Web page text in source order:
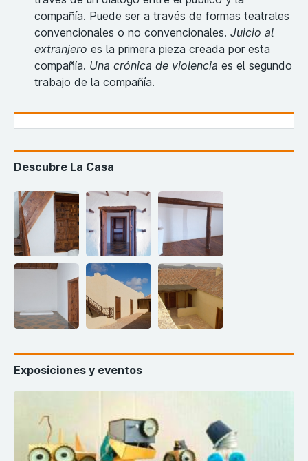
compañía. Puede ser a través de formas teatrales
convencionales o no convencionales. Juicio al
extranjero es la primera pieza creada por esta
compañía. Una crónica de violencia es el segundo
trabajo de la compañía.
Descubre La Casa
Exposiciones y eventos